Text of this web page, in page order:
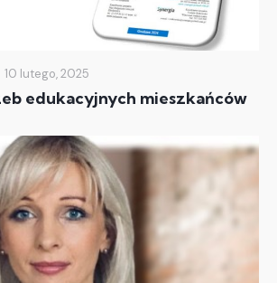
10 lutego, 2025
edukacyjnych mieszkańców